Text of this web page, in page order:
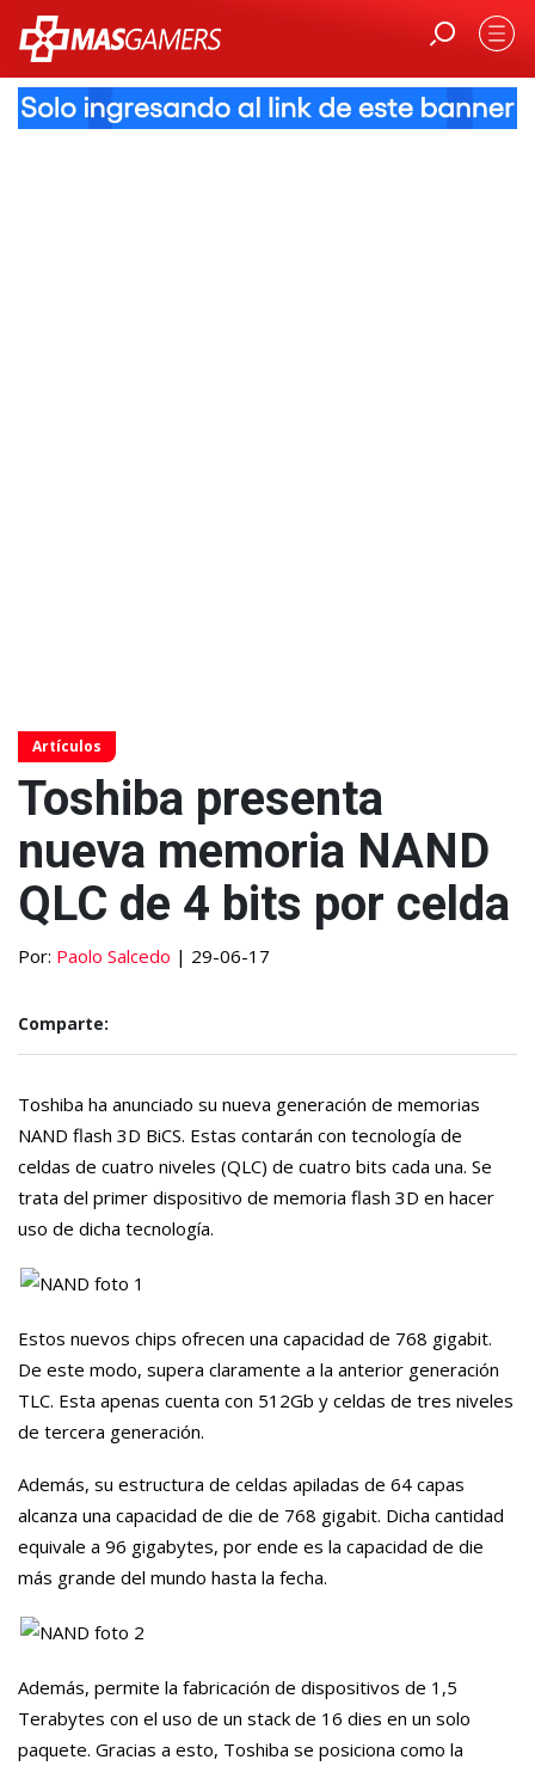
Artículos
Toshiba presenta
nueva memoria NAND
QLC de 4 bits por celda
Por: Paolo Salcedo | 29-06-17
Comparte:
Toshiba ha anunciado su nueva generación de memorias
NAND flash 3D BiCS. Estas contarán con tecnología de
celdas de cuatro niveles (QLC) de cuatro bits cada una. Se
trata del primer dispositivo de memoria flash 3D en hacer
uso de dicha tecnología.
Estos nuevos chips ofrecen una capacidad de 768 gigabit.
De este modo, supera claramente a la anterior generación
TLC. Esta apenas cuenta con 512Gb y celdas de tres niveles
de tercera generación.
Además, su estructura de celdas apiladas de 64 capas
alcanza una capacidad de die de 768 gigabit. Dicha cantidad
equivale a 96 gigabytes, por ende es la capacidad de die
más grande del mundo hasta la fecha.
Además, permite la fabricación de dispositivos de 1,5
Terabytes con el uso de un stack de 16 dies en un solo
paquete. Gracias a esto, Toshiba se posiciona como la